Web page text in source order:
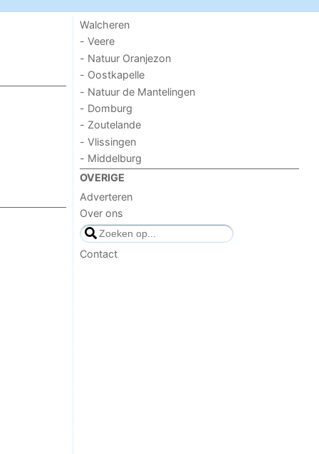
Walcheren
- Veere
- Natuur Oranjezon
- Oostkapelle
- Natuur de Mantelingen
- Domburg
- Zoutelande
- Vlissingen
- Middelburg
OVERIGE
Adverteren
Over ons
Contact